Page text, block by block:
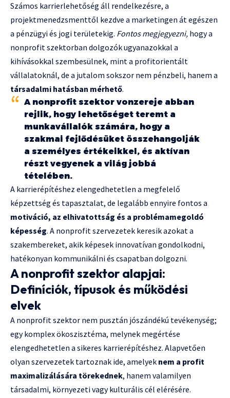
Számos karrierlehetőség áll rendelkezésre, a
projektmenedzsmenttől kezdve a marketingen át egészen
a pénzügyi és jogi területekig. Fontos megjegyezni, hogy a
nonprofit szektorban dolgozók ugyanazokkal a
kihívásokkal szembesülnek, mint a profitorientált
vállalatoknál, de a jutalom sokszor nem pénzbeli, hanem a
társadalmi hatásban mérhető.
A nonprofit szektor vonzereje abban
rejlik, hogy lehetőséget teremt a
munkavállalók számára, hogy a
szakmai fejlődésüket összehangolják
a személyes értékeikkel, és aktívan
részt vegyenek a világ jobbá
tételében.
A karrierépítéshez elengedhetetlen a megfelelő
képzettség és tapasztalat, de legalább ennyire fontos a
motiváció, az elhivatottság és a problémamegoldó
képesség. A nonprofit szervezetek keresik azokat a
szakembereket, akik képesek innovatívan gondolkodni,
hatékonyan kommunikálni és csapatban dolgozni.
A nonprofit szektor alapjai:
Definíciók, típusok és működési
elvek
A nonprofit szektor nem pusztán jószándékú tevékenység;
egy komplex ökoszisztéma, melynek megértése
elengedhetetlen a sikeres karrierépítéshez. Alapvetően
olyan szervezetek tartoznak ide, amelyek nem a profit
maximalizálására törekednek, hanem valamilyen
társadalmi, környezeti vagy kulturális cél elérésére.